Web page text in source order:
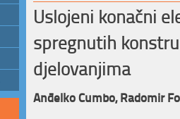
Uslojeni konačni
spregnutih
djelovanjima
Anđelko Cumbo,Radomir